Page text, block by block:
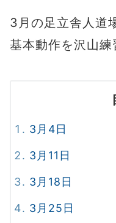
3月の足立舎人道
基本動作を沢山練
3月4日
3月11日
3月18日
3月25日